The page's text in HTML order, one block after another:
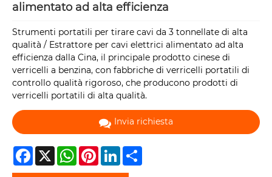
alimentato ad alta efficienza
Strumenti portatili per tirare cavi da 3 tonnellate di alta
qualità / Estrattore per cavi elettrici alimentato ad alta
efficienza dalla Cina, il principale prodotto cinese di
verricelli a benzina, con fabbriche di verricelli portatili di
controllo qualità rigoroso, che producono prodotti di
verricelli portatili di alta qualità.
Invia richiesta
Facebook
X WhatsAppPinterestLinkedIn